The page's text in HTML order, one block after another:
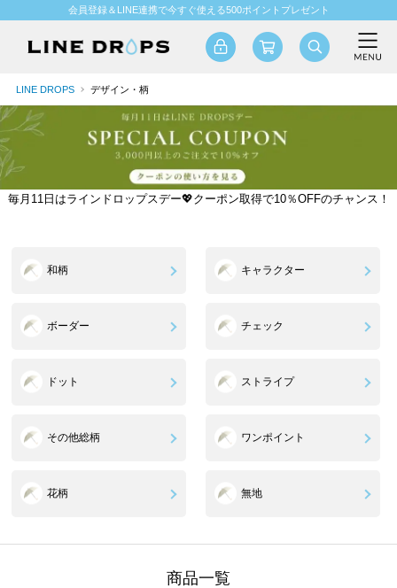
会員登録＆LINE連携で今すぐ使える500ポイントプレゼント
LINE DROPS デザイン・柄
毎月11日はラインドロップスデー💖クーポン取得で10％OFFのチャンス！
和柄 キャラクター
ボーダー チェック
ドット ストライプ
その他総柄 ワンポイント
花柄 無地
商品一覧